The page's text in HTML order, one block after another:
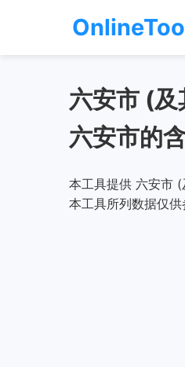
六安市 (
六安市的
本工具提供 六安市
本工具所列数据仅供